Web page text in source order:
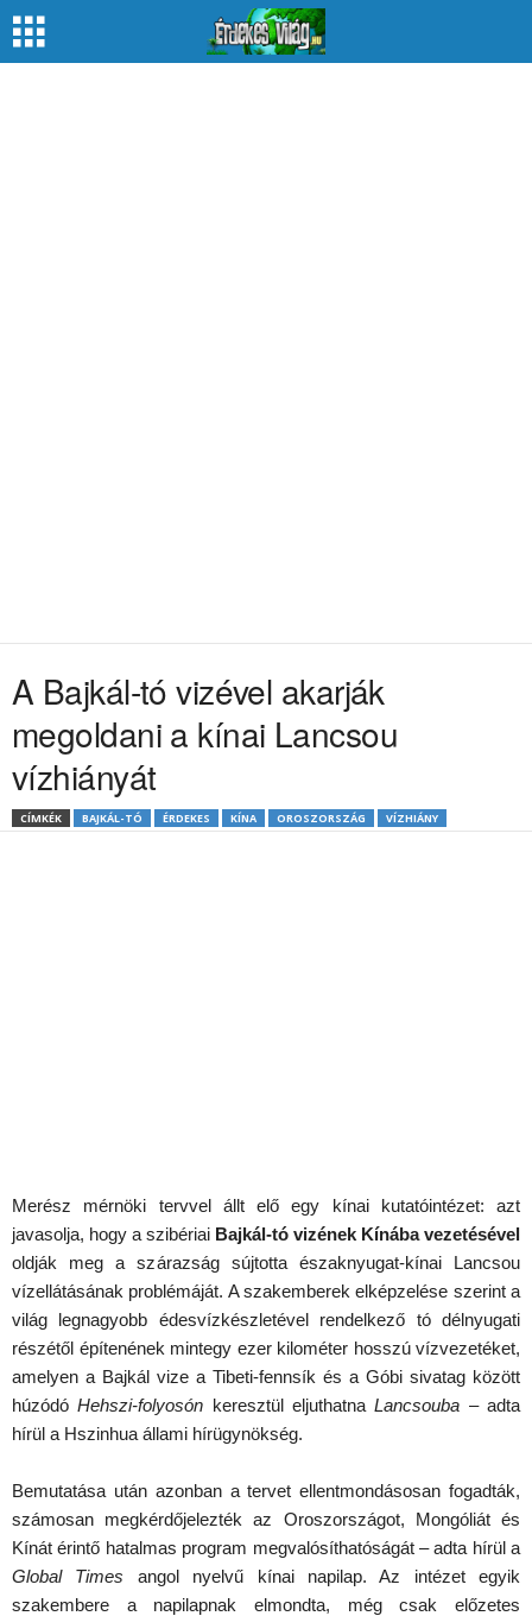
A Bajkál-tó vizével akarják
megoldani a kínai Lancsou
vízhiányát
CÍMKÉK BAJKÁL-TÓ ÉRDEKES KÍNA OROSZORSZÁG VÍZHIÁNY
Merész mérnöki tervvel állt elő egy kínai kutatóintézet: azt
javasolja, hogy a szibériai Bajkál-tó vizének Kínába vezetésével
oldják meg a szárazság sújtotta északnyugat-kínai Lancsou
vízellátásának problémáját. A szakemberek elképzelése szerint a
világ legnagyobb édesvízkészletével rendelkező tó délnyugati
részétől építenének mintegy ezer kilométer hosszú vízvezetéket,
amelyen a Bajkál vize a Tibeti-fennsík és a Góbi sivatag között
húzódóHehszi-folyosón keresztül eljuthatnaLancsouba – adta
hírül a Hszinhua állami hírügynökség.
Bemutatása után azonban a tervet ellentmondásosan fogadták,
számosan megkérdőjelezték az Oroszországot, Mongóliát és
Kínát érintő hatalmas program megvalósíthatóságát – adta hírül a
Global Times angol nyelvű kínai napilap. Az intézet egyik
szakembere a napilapnak elmondta, még csak előzetes